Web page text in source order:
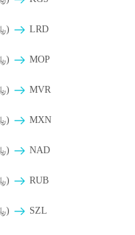
OMR Ριάλ του Ομάν (﷼)
LRD
OMR Ριάλ του Ομάν (﷼)
MOP
OMR Ριάλ του Ομάν (﷼)
MVR
OMR Ριάλ του Ομάν (﷼)
MXN
OMR Ριάλ του Ομάν (﷼)
NAD
OMR Ριάλ του Ομάν (﷼)
RUB
OMR Ριάλ του Ομάν (﷼)
SZL